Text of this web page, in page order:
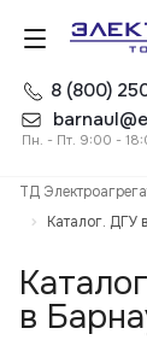
8 (800)
Пн. - Пт. 9:00 -
ТД
Каталог. ДГУ
в